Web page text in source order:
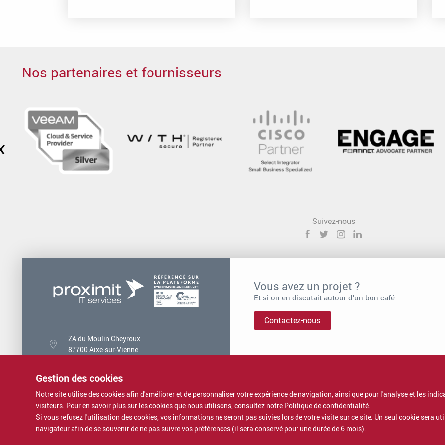
Nos partenaires et fournisseurs
Suivez-nous
ZA du Moulin Cheyroux
87700 Aixe-sur-Vienne
05 87 02 01 00
Vous avez un projet ?
Et si on en discutait autour d’un bon café
Contactez-nous
Vous voulez rejoindre Proximit ?
Proximit IT services est un
Gestion des cookies
Notre site utilise des cookies afin d'améliorer et de personnaliser votre expérience de navigation, ainsi que pour l'analyse et les
visiteurs. Pour en savoir plus sur les cookies que nous utilisons, consultez notre Politique de confidentialité.
Si vous refusez l'utilisation des cookies, vos informations ne seront pas suivies lors de votre visite sur ce site. Un seul cookie sera
navigateur afin de se souvenir de ne pas suivre vos préférences (il sera conservé pour une durée de 6 mois).